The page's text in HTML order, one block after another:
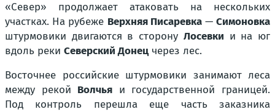
«Север» продолжает атаковать на нескольких
участках. На рубеже Верхняя Писаревка—Симоновка
штурмовики двигаются в сторону Лосевки и на юг
вдоль реки Северский Донецчерез лес.
Восточнее российские штурмовики занимают леса
между рекой Волчья и государственной границей.
Под контроль перешла еще часть заказника